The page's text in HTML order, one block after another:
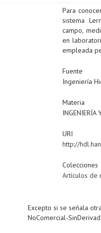
Para
sistema
campo,
en
empleada
Fuente
Ingeniería
Materia
INGENIERÍA
URI
http://
Colecciones
Artículos de
Excepto si se señala
NoComercial-